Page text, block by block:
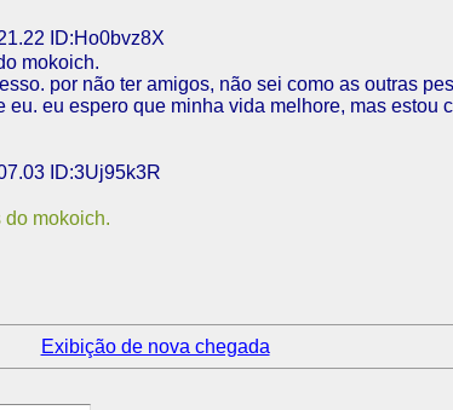
ID:Ho0bvz8X
mokoich.
por não ter amigos, não sei como as outras
eu espero que minha vida melhore, mas estou
ID:3Uj95k3R
do mokoich.
Exibição de nova chegada